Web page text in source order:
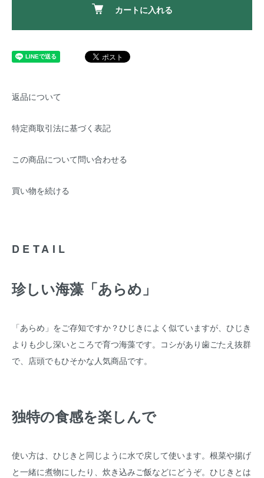
カートに入れる
返品について
特定商取引法に基づく表記
この商品について問い合わせる
買い物を続ける
DETAIL
珍しい海藻「あらめ」
「あらめ」をご存知ですか？ひじきによく似ていますが、ひじき
よりも少し深いところで育つ海藻です。コシがあり歯ごたえ抜群
で、店頭でもひそかな人気商品です。
独特の食感を楽しんで
使い方は、ひじきと同じように水で戻して使います。根菜や揚げ
と一緒に煮物にしたり、炊き込みご飯などにどうぞ。ひじきとは